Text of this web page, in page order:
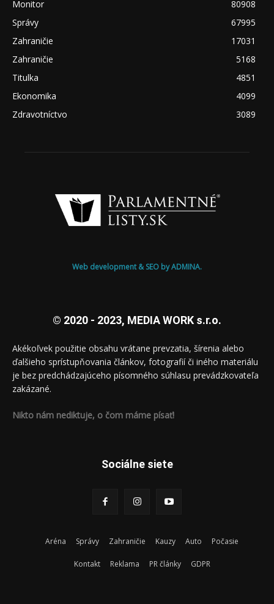
Monitor
80908
Správy
67995
Zahraničie
17031
Zahraničie
5168
Titulka
4851
Ekonomika
4099
Zdravotníctvo
3089
Web development & SEO by ADMINA.
© 2020 - 2023, MEDIA WORK s.r.o.
Akékoľvek použitie obsahu vrátane prevzatia, šírenia alebo
ďalšieho sprístupňovania článkov, fotografií či iného materiálu
je bez predchádzajúceho písomného súhlasu prevádzkovateľa
zakázané.
Nikto nám nediktuje, o čom máme písať!
Sociálne siete
Aréna Správy Zahraničie Kauzy Auto Počasie
Kontakt Reklama PR články GDPR